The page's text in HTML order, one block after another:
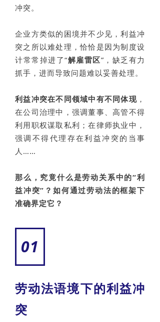
冲突。
企业方类似的困境并不少见，利益冲
突之所以难处理，恰恰是因为制度设
计常常掉进了“解雇雷区”，缺乏有力
抓手，进而导致问题难以妥善处理。
利益冲突在不同领域中有不同体现 ，
在公司治理中，强调董事、高管不得
利用职权谋取私利；在律师执业中，
强调不得代理存在利益冲突的当事
人……
那么，究竟什么是劳动关系中的“利
益冲突”？如何通过劳动法的框架下
准确界定它？
01
劳动法语境下的利益冲
突